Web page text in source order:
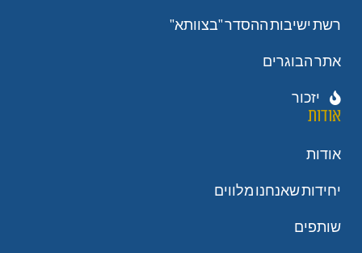
רשת ישיבות ההסדר "בצוותא"
אתר הבוגרים
יזכור
אודות
אודות
יחידות שאנחנו מלווים
שותפים